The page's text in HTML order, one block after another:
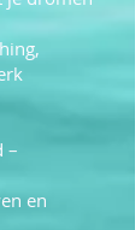
–
en